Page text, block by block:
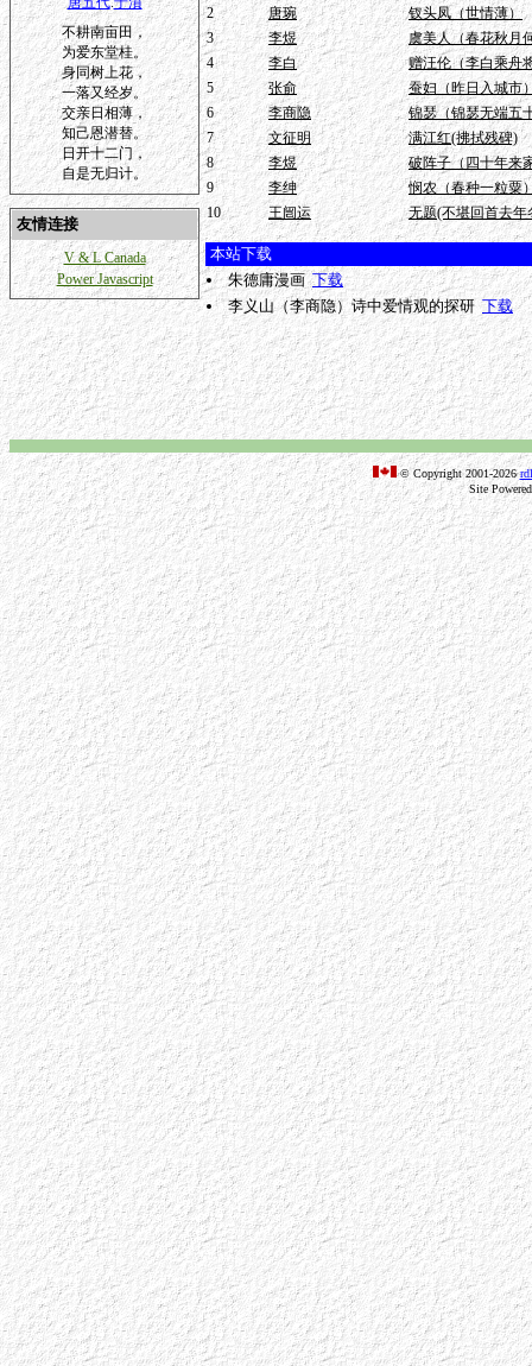
不耕南亩田，
为爱东堂桂。
身同树上花，
一落又经岁。
交亲日相薄，
知己恩潜替。
日开十二门，
自是无归计。
友情连接
V & L Canada
Power Javascript
2
唐琬
钗头凤（世情薄）
3
李煜
虞美人（春花秋月
4
李白
赠汪伦（李白乘舟
5
张俞
蚕妇（昨日入城市
6
李商隐
锦瑟（锦瑟无端五
7
文征明
满江红(拂拭残碑)
8
李煜
破阵子（四十年来
9
李绅
悯农（春种一粒粟
10
王闿运 无题(不堪回首去年
本站下载
朱德庸漫画下载
李义山（李商隐）诗中爱情观的探研下载
© Copyright 2001-2026
Site